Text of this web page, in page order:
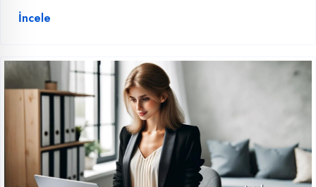
İncele